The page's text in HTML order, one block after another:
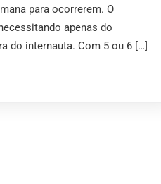
para ocorrerem. O
apenas do
do internauta. Com 5 ou 6 […]